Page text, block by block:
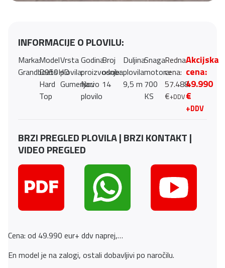
INFORMACIJE O PLOVILU:
Marka:
Grandboats
Model
D950HD
Hard
Top
Vrsta
plovila:
Gumenjaci
Godina
proizvodnje:
Novo
plovilo
Broj
osoba:
14
Duljina
plovila:
9,5 m
Snaga
motora:
700
KS
Redna
cena:
57.488
€+DDV
Akcijska
cena:
49.990
€
+DDV
BRZI PREGLED PLOVILA | BRZI KONTAKT |
VIDEO PREGLED
Cena: od 49.990 eur+ ddv naprej,…
En model je na zalogi, ostali dobavljivi po naročilu.